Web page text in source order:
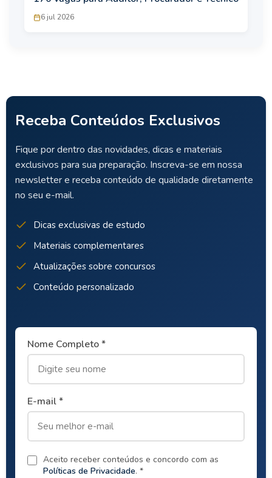
6 jul 2026
Receba Conteúdos Exclusivos
Fique por dentro das novidades, dicas e materiais
exclusivos para sua preparação. Inscreva-se em nossa
newsletter e receba conteúdo de qualidade diretamente
no seu e-mail.
Dicas exclusivas de estudo
Materiais complementares
Atualizações sobre concursos
Conteúdo personalizado
Nome Completo *
E-mail *
Aceito receber conteúdos e concordo com as
Políticas de Privacidade. *